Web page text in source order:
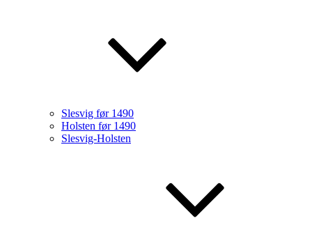
Slesvig før 1490
Holsten før 1490
Slesvig-Holsten